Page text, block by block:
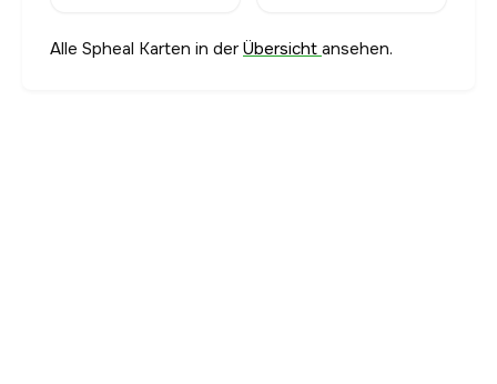
Alle Spheal Karten in derÜbersicht ansehen.